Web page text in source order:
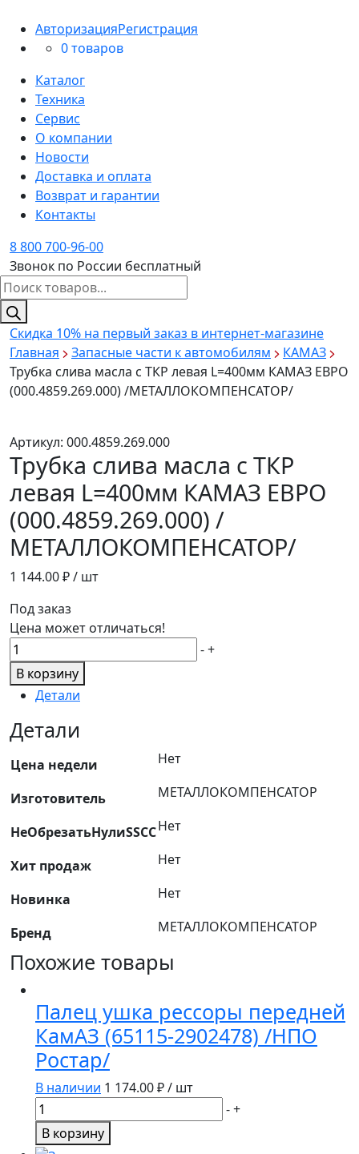
АвторизацияРегистрация
0 товаров
Каталог
Техника
Сервис
О компании
Новости
Доставка и оплата
Возврат и гарантии
Контакты
8 800 700-96-00
Звонок по России бесплатный
Поиск
товаров
Скидка 10% на первый заказ в интернет-магазине
Главная
Запасные части к автомобилям
КАМАЗ
Трубка слива масла с ТКР левая L=400мм КАМАЗ ЕВРО
(000.4859.269.000) /МЕТАЛЛОКОМПЕНСАТОР/
Артикул: 000.4859.269.000
Трубка слива масла с ТКР
левая L=400мм КАМАЗ ЕВРО
(000.4859.269.000) /
МЕТАЛЛОКОМПЕНСАТОР/
1 144.00₽ / шт
Под заказ
Цена может отличаться!
Количество
товара
Трубка
слива
масла
с
ТКР
L=400мм
ЕВРО
(000.4859.269.000)
МЕТАЛЛОКОМПЕНСАТОР/
-+
В корзину
Детали
Детали
Цена недели Нет
Изготовитель МЕТАЛЛОКОМПЕНСАТОР
НеОбрезатьНулиSSCCНет
Хит продаж Нет
Новинка Нет
Бренд МЕТАЛЛОКОМПЕНСАТОР
Похожие товары
Палец ушка рессоры передней
КамАЗ (65115-2902478) /НПО
Ростар/
В наличии 1 174.00₽ / шт
Количество
товара
Палец
-+
В корзину